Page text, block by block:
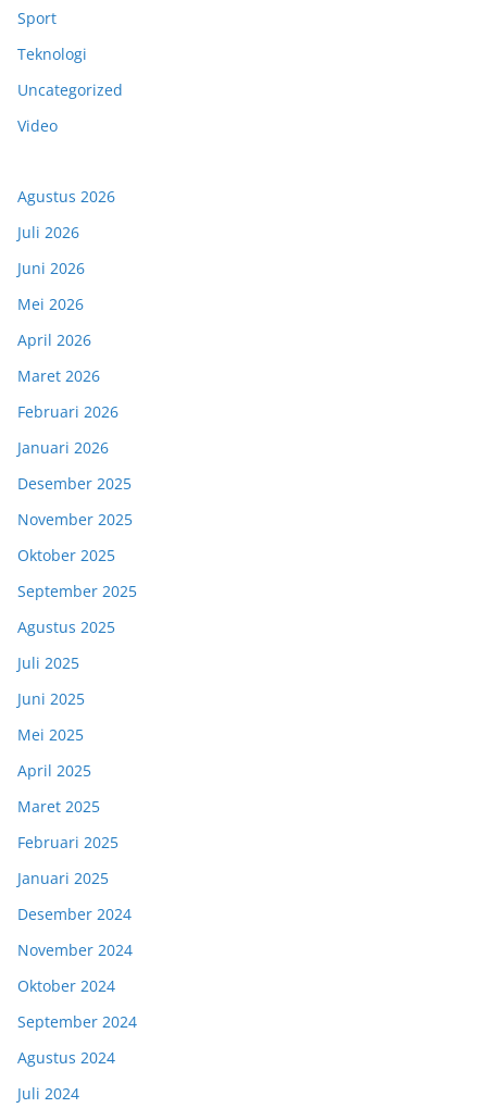
Sport
Teknologi
Uncategorized
Video
Agustus 2026
Juli 2026
Juni 2026
Mei 2026
April 2026
Maret 2026
Februari 2026
Januari 2026
Desember 2025
November 2025
Oktober 2025
September 2025
Agustus 2025
Juli 2025
Juni 2025
Mei 2025
April 2025
Maret 2025
Februari 2025
Januari 2025
Desember 2024
November 2024
Oktober 2024
September 2024
Agustus 2024
Juli 2024